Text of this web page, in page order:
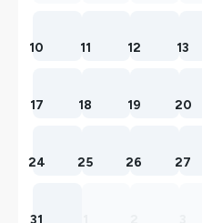
10 11 12 13
17 18 19 20
24 25 26 27